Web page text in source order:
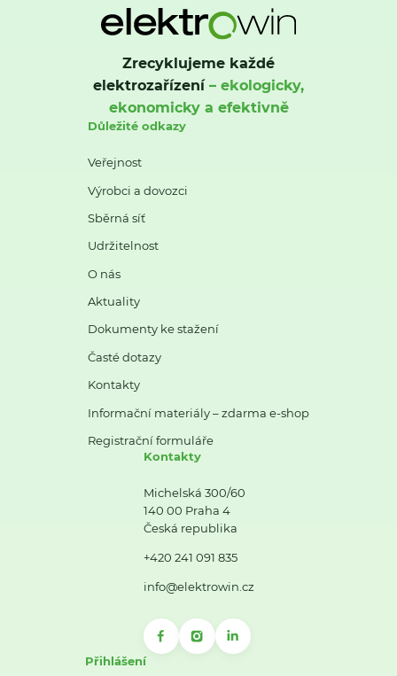
Zrecyklujeme každé
elektrozařízení– ekologicky,
ekonomicky a efektivně
Důležité odkazy
Veřejnost
Výrobci a dovozci
Sběrná síť
Udržitelnost
O nás
Aktuality
Dokumenty ke stažení
Časté dotazy
Kontakty
Informační materiály – zdarma e-shop
Registrační formuláře
Kontakty
Michelská 300/60
140 00 Praha 4
Česká republika
+420 241 091 835
info@elektrowin.cz
Přihlášení